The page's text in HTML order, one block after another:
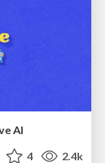
AI
4 2.4k